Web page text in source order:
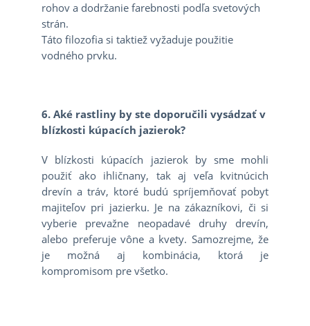
rohov a dodržanie farebnosti podľa svetových
strán.
Táto filozofia si taktiež vyžaduje použitie
vodného prvku.
6. Aké rastliny by ste doporučili vysádzať v
blízkosti kúpacích jazierok?
V blízkosti kúpacích jazierok by sme mohli
použiť ako ihličnany, tak aj veľa kvitnúcich
drevín a tráv, ktoré budú spríjemňovať pobyt
majiteľov pri jazierku. Je na zákazníkovi, či si
vyberie prevažne neopadavé druhy drevín,
alebo preferuje vône a kvety. Samozrejme, že
je možná aj kombinácia, ktorá je
kompromisom pre všetko.